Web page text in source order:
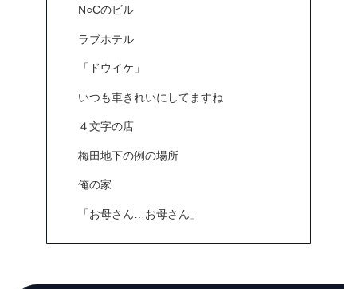
N○Cのビル
ラブホテル
「ドウイケ」
いつも車きれいにしてますね
４文字の店
梅田地下の例の場所
俺の家
「お母さん…お母さん」